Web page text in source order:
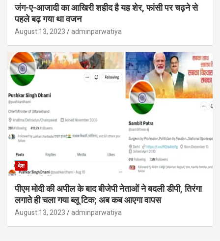
जंग-ए-आजादी का आखिरी शहीद है यह शेर, फांसी पर चढ़ने से
पहले बढ़ गया था वजन
August 13, 2023 adminparwatiya
देश
पीएम मोदी की अपील के बाद बीजेपी नेताओं ने बदली डीपी, तिरंगा
लगाते ही चला गया ब्लू टिक; अब कब आएगा वापस
August 13, 2023 adminparwatiya